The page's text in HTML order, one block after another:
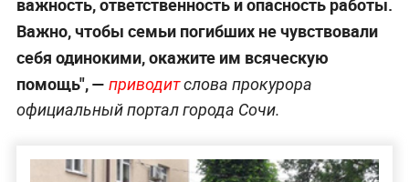
Важно, чтобы семьи погибших не чувствовали
себя одинокими, окажите им всяческую
помощь", — приводитслова прокурора
официальный портал города Сочи.